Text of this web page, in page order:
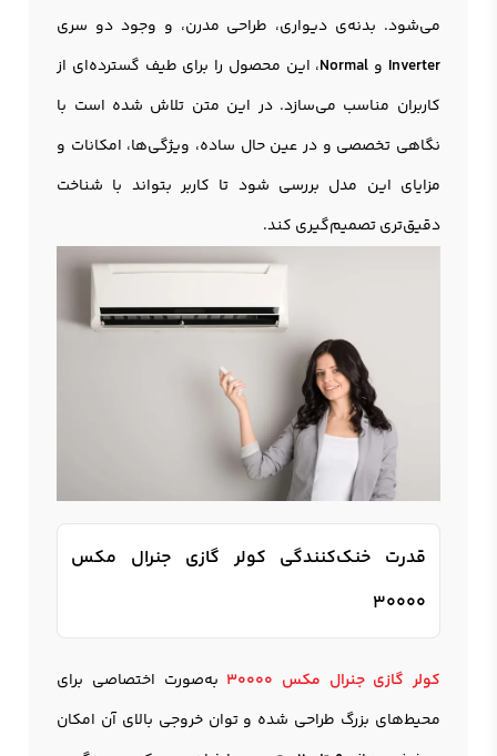
می‌شود. بدنه‌ی دیواری، طراحی مدرن، و وجود دو سری
Inverter و Normal، این محصول را برای طیف گسترده‌ای از
کاربران مناسب می‌سازد. در این متن تلاش شده است با
نگاهی تخصصی و در عین حال ساده، ویژگی‌ها، امکانات و
مزایای این مدل بررسی شود تا کاربر بتواند با شناخت
دقیق‌تری تصمیم‌گیری کند.
قدرت خنک‌کنندگی کولر گازی جنرال مکس
30000
کولر گازی جنرال مکس 30000
به‌صورت اختصاصی برای
محیط‌های بزرگ طراحی شده و توان خروجی بالای آن امکان